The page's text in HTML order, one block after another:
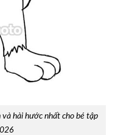
hài hước nhất cho bé tập